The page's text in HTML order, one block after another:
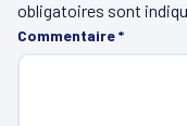
obligatoires sont
Commentaire*